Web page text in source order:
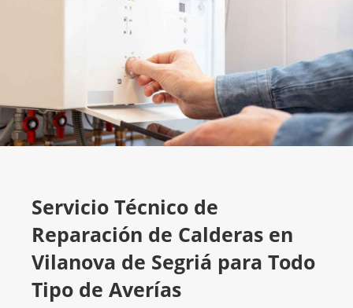
Servicio Técnico de
Reparación de Calderas en
Vilanova de Segriá para Todo
Tipo de Averías